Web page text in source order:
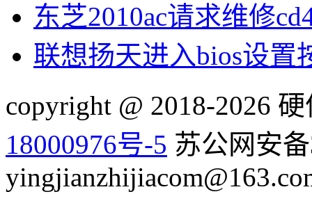
东芝2010ac请求维修
联想扬天进入bios设置
copyright @ 2018-2026
18000976号-5 苏公网安